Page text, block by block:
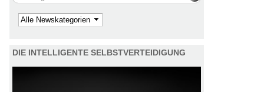
Kategorie
DIE INTELLIGENTE SELBSTVERTEIDIGUNG